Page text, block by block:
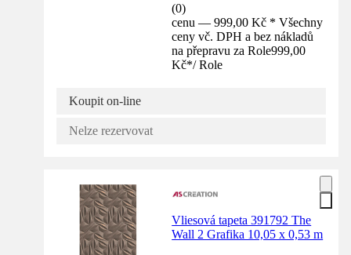
(0)
cenu — 999,00 Kč * Všechny
ceny vč. DPH a bez nákladů
na přepravu za Role999,00
Kč*/ Role
Koupit on-line
Nelze rezervovat
Vliesová tapeta 391792 The
Wall 2 Grafika 10,05 x 0,53 m